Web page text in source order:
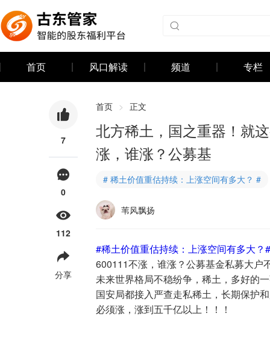
首页 风口解读 频道 专栏
7
0
112
分享
首页 > 正文
北方稀土，国之重器！就
涨，谁涨？公募基
# 稀土价值重估持续：上涨空间有多大？ #
苇风飘扬
#稀土价值重估持续：上涨空间有多大？#
600111不涨，谁涨？公募基金私募大户
未来世界格局不稳纷争，稀土，多好的
国安局都接入严查走私稀土，长期保护
必须涨，涨到五千亿以上！！！